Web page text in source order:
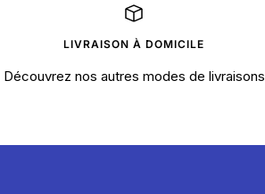
LIVRAISON À DOMICILE
Découvrez nos autres modes de livraisons